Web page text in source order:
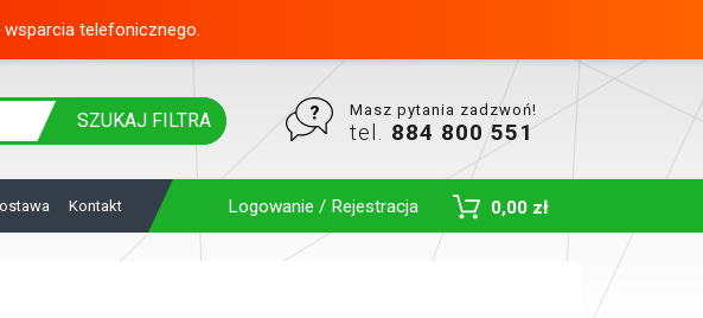
telefonicznego.
SZUKAJ FILTRA Masz pytania zadzwoń!
tel. 884 800 551
Kontakt Logowanie / Rejestracja 0,00 zł
Toggle Dropdown